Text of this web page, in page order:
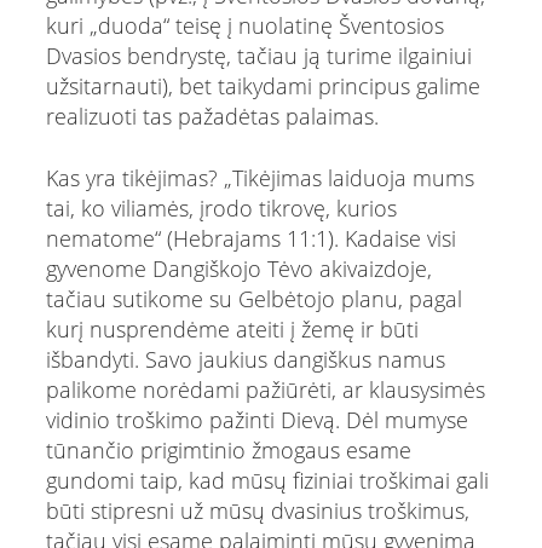
kuri „duoda“ teisę į nuolatinę Šventosios
Dvasios bendrystę, tačiau ją turime ilgainiui
užsitarnauti), bet taikydami principus galime
realizuoti tas pažadėtas palaimas.
Kas yra tikėjimas? „Tikėjimas laiduoja mums
tai, ko viliamės, įrodo tikrovę, kurios
nematome“ (Hebrajams 11:1). Kadaise visi
gyvenome Dangiškojo Tėvo akivaizdoje,
tačiau sutikome su Gelbėtojo planu, pagal
kurį nusprendėme ateiti į žemę ir būti
išbandyti. Savo jaukius dangiškus namus
palikome norėdami pažiūrėti, ar klausysimės
vidinio troškimo pažinti Dievą. Dėl mumyse
tūnančio prigimtinio žmogaus esame
gundomi taip, kad mūsų fiziniai troškimai gali
būti stipresni už mūsų dvasinius troškimus,
tačiau visi esame palaiminti mūsų gyvenimą